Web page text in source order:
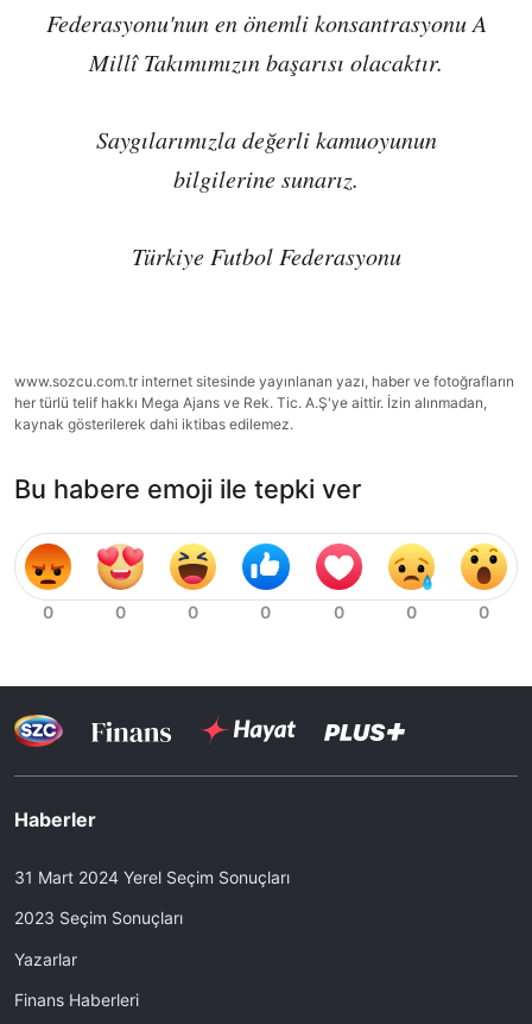
Federasyonu'nun en önemli konsantrasyonu A
Millî Takımımızın başarısı olacaktır.
Saygılarımızla değerli kamuoyunun
bilgilerine sunarız.
Türkiye Futbol Federasyonu
www.sozcu.com.tr internet sitesinde yayınlanan yazı, haber ve fotoğrafların
her türlü telif hakkı Mega Ajans ve Rek. Tic. A.Ş'ye aittir. İzin alınmadan,
kaynak gösterilerek dahi iktibas edilemez.
Bu habere emoji ile tepki ver
Haberler
31 Mart 2024 Yerel Seçim Sonuçları
2023 Seçim Sonuçları
Yazarlar
Finans Haberleri